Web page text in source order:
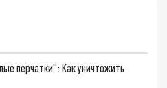
перчатки": Как уничтожить